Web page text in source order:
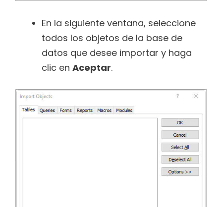
En la siguiente ventana, seleccione
todos los objetos de la base de
datos que desee importar y haga
clic en Aceptar.